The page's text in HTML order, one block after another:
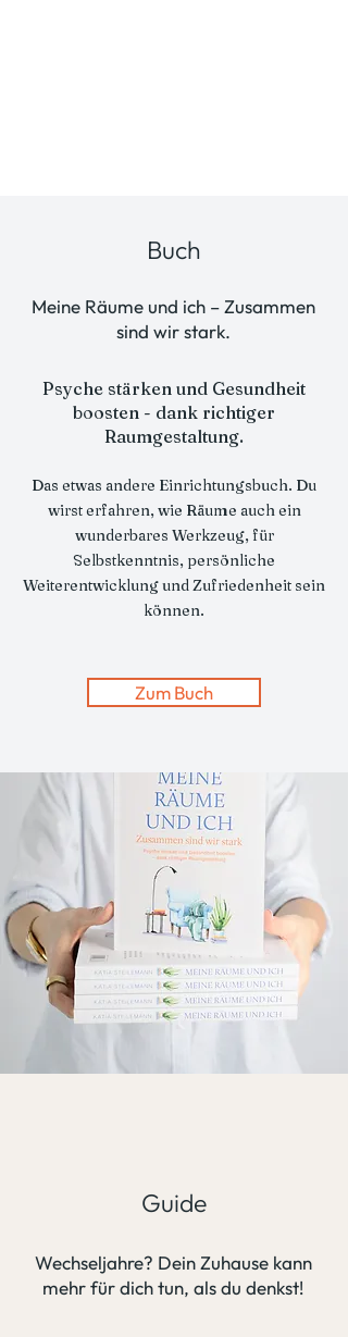
Buch
Meine Räume und ich – Zusammen
sind wir stark.
Psyche stärken und Gesundheit
boosten - dank richtiger
Raumgestaltung.
Das etwas andere Einrichtungsbuch. Du
wirst erfahren, wie Räume auch ein
wunderbares Werkzeug, für
Selbstkenntnis, persönliche
Weiterentwicklung und Zufriedenheit sein
können.
Zum Buch
Guide
Wechseljahre? Dein Zuhause kann
mehr für dich tun, als du denkst!